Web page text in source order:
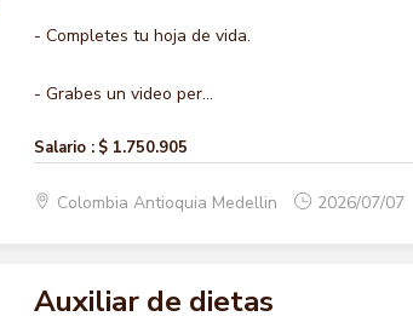
- Completes tu hoja de vida.
- Grabes un video per...
Salario : $ 1.750.905
Colombia Antioquia Medellin 2026/07/07
Auxiliar de dietas